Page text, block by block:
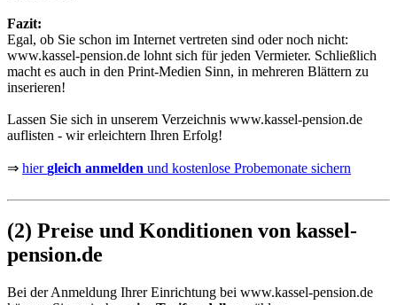
Fazit:
Egal, ob Sie schon im Internet vertreten sind oder noch nicht:
www.kassel-pension.de lohnt sich für jeden Vermieter. Schließlich
macht es auch in den Print-Medien Sinn, in mehreren Blättern zu
inserieren!
Lassen Sie sich in unserem Verzeichnis www.kassel-pension.de
auflisten - wir erleichtern Ihren Erfolg!
⇒ hiergleich anmelden und kostenlose Probemonate sichern
(2) Preise und Konditionen von kassel-
pension.de
Bei der Anmeldung Ihrer Einrichtung bei www.kassel-pension.de